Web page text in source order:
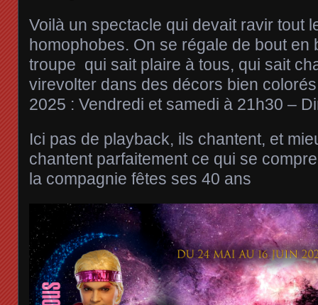
Voilà un spectacle qui devait ravir tout
homophobes. On se régale de bout en
troupe qui sait plaire à tous, qui sait
virevolter dans des décors bien
2025 : Vendredi et samedi à 21h30 –
Ici pas de playback, ils chantent, et
chantent parfaitement ce qui se
la compagnie fêtes ses 40 ans